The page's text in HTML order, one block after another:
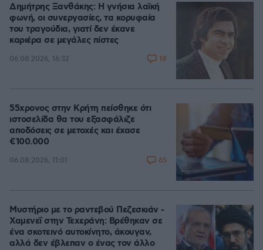
Δημήτρης Ξανθάκης: Η γνήσια λαϊκή
φωνή, οι συνεργασίες, τα κορυφαία
του τραγούδια, γιατί δεν έκανε
καριέρα σε μεγάλες πίστες
06.08.2026, 16:32 18
55χρονος στην Κρήτη πείσθηκε ότι
ιστοσελίδα θα του εξασφάλιζε
αποδόσεις σε μετοχές και έχασε
€100.000
06.08.2026, 11:01 65
Μυστήριο με το ραντεβού Πεζεσκιάν -
Χαμενεΐ στην Τεχεράνη: Βρέθηκαν σε
ένα σκοτεινό αυτοκίνητο, άκουγαν,
αλλά δεν έβλεπαν ο ένας τον άλλο